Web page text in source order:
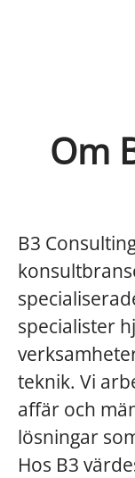
Om
B3
specialister
teknik. Vi
affär och
lösningar
Hos B3